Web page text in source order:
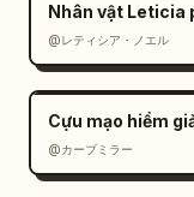
Nhân vật Leticia
@レティシア・ノエル
Cựu mạo hiểm
@カーブミラー